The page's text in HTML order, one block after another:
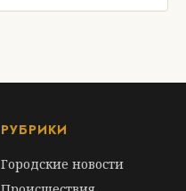
РУБРИКИ
Городские новости